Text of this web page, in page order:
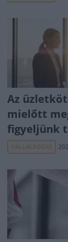
Az
mielőtt
figyeljünk
VÁLLALKOZÁS